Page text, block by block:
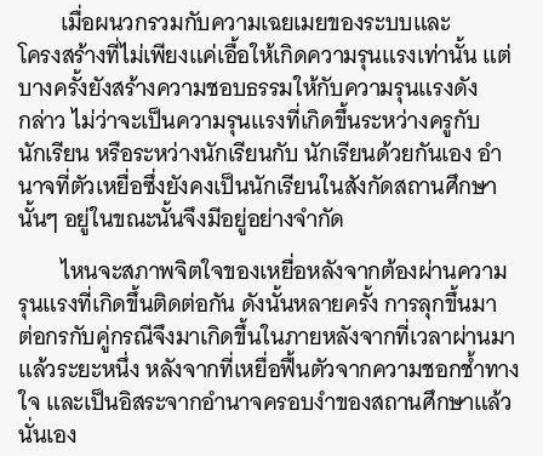
เมื่อผนวกรวมกับความเฉยเมยของระบบและ
โครงสร้างที่ไม่เพียงแค่เอื้อให้เกิดความรุนแรงเท่านั้น แต่
บางครั้งยังสร้างความชอบธรรมให้กับความรุนแรงดัง
กล่าว ไม่ว่าจะเป็นความรุนแรงที่เกิดขึ้นระหว่างครูกับ
นักเรียน หรือระหว่างนักเรียนกับ นักเรียนด้วยกันเอง อํา
นาจที่ตัวเหยื่อซึ่งยังคงเป็นนักเรียนในสังกัดสถานศึกษา
นั้นๆ อยู่ในขณะนั้นจึงมีอยู่อย่างจํากัด
ไหนจะสภาพจิตใจของเหยื่อหลังจากต้องผ่านความ
รุนแรงที่เกิดขึ้นติดต่อกัน ดังนั้นหลายครั้ง การลุกขึ้นมา
ต่อกรกับคู่กรณีจึงมาเกิดขึ้นในภายหลังจากที่เวลาผ่านมา
แล้วระยะหนึ่ง หลังจากที่เหยื่อฟื้นตัวจากความชอกชํ้าทาง
ใจ และเป็นอิสระจากอํานาจครอบงําของสถานศึกษาแล้ว
นั่นเอง